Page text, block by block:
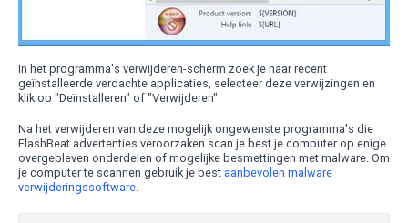
In het programma's verwijderen-scherm zoek je naar recent
geïnstalleerde verdachte applicaties, selecteer deze verwijzingen en
klik op "Deïnstalleren" of "Verwijderen".
Na het verwijderen van deze mogelijk ongewenste programma's die
FlashBeat advertenties veroorzaken scan je best je computer op enige
overgebleven onderdelen of mogelijke besmettingen met malware. Om
je computer te scannen gebruik je best aanbevolen malware
verwijderingssoftware.